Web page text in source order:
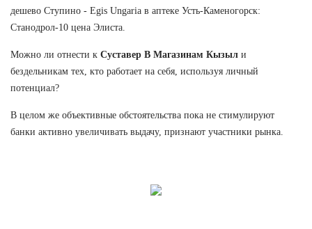
дешево Ступино - Egis Ungaria в аптеке Усть-Каменогорск:
Станодрол-10 цена Элиста.
Можно ли отнести к Суставер В Магазинам Кызыл и
бездельникам тех, кто работает на себя, используя личный
потенциал?
В целом же объективные обстоятельства пока не стимулируют
банки активно увеличивать выдачу, признают участники рынка.